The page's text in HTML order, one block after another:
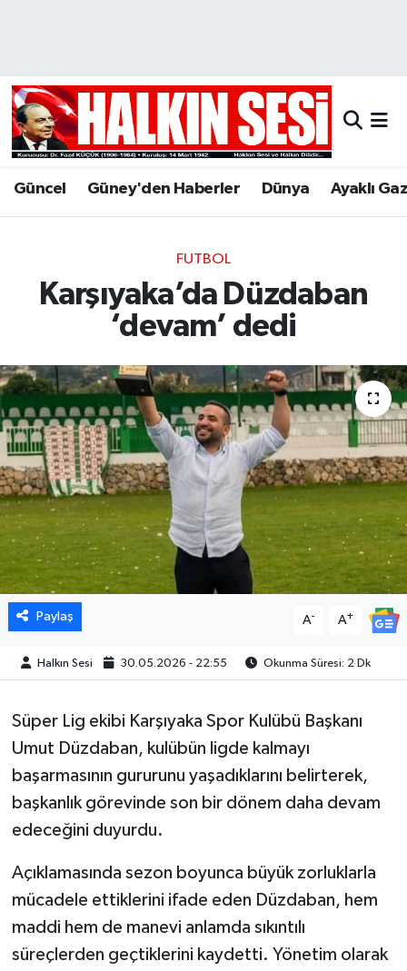
Güncel Güney'den Haberler Dünya Ayaklı
FUTBOL
Karşıyaka’da Düzdaban
‘devam’ dedi
Paylaş A- A+
Halkın Sesi 30.05.2026 - 22:55 Okunma Süresi: 2 Dk
Süper Lig ekibi Karşıyaka Spor Kulübü Başkanı
Umut Düzdaban, kulübün ligde kalmayı
başarmasının gururunu yaşadıklarını belirterek,
başkanlık görevinde son bir dönem daha devam
edeceğini duyurdu.
Açıklamasında sezon boyunca büyük zorluklarla
mücadele ettiklerini ifade eden Düzdaban, hem
maddi hem de manevi anlamda sıkıntılı
süreçlerden geçtiklerini kaydetti. Yönetim olarak
Hava Durumu
Trafik Durumu
Son Dakika Haberleri